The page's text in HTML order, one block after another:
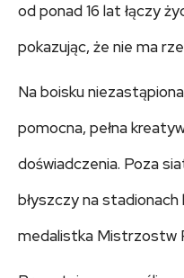
od ponad 16 lat łączy
pokazując, że nie ma
Na boisku
pomocna, pełna
doświadczenia. Poza
błyszczy na
medalistka Mistrzostw